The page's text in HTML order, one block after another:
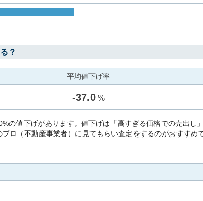
？
平均値下げ率
-37.0 %
の値下げがあります。値下げは「高すぎる価格での売出し
ロ（不動産事業者）に見てもらい査定をするのがおすすめで